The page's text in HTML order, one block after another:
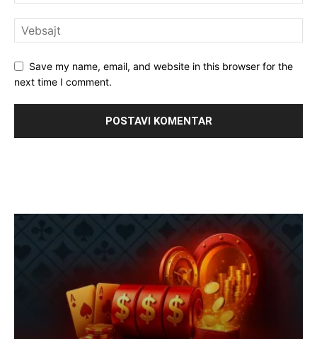
Save my name, email, and website in this browser for the
next time I comment.